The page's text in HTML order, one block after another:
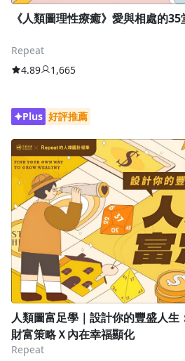
《人類圖理性療癒》愛與相處的35
Repeat
4.89
1,665
Plus 好評推薦
人類圖富足學｜設計你的豐盛人
財富策略Ｘ內在幸福顯化
Repeat